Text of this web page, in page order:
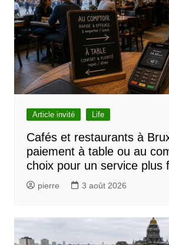
Article invité Life
Cafés et restaurants à
paiement à table ou au
choix pour un service plus
pierre 3 août 2026